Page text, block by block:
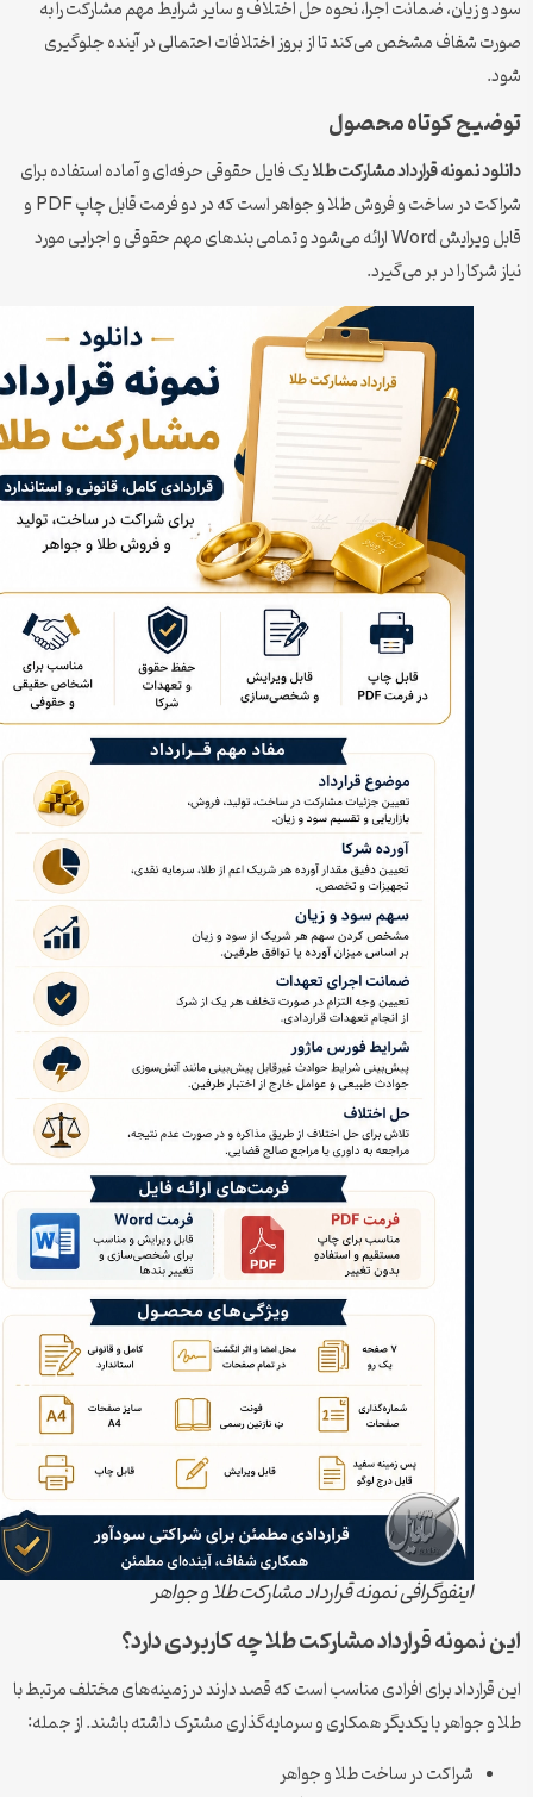
زیان، ضمانت اجرا، نحوه حل اختلاف و سایر شرایط مهم مشارکت را به
شفاف مشخص می‌کند تا از بروز اختلافات احتمالی در آینده جلوگیری
کوتاه محصول
نمونه قرارداد مشارکت طلایک فایل حقوقی حرفه‌ای و آماده استفاده برای
شراکت در ساخت و فروش طلا و جواهر است که در دو فرمت قابل چاپ PDF و
قابل ویرایش Word ارائه می‌شود و تمامی بندهای مهم حقوقی و اجرایی مورد
شرکا را در بر می‌گیرد.
اینفوگرافی نمونه قرارداد مشارکت طلا و جواهر
نمونه قرارداد مشارکت طلا چه کاربردی دارد؟
برای افرادی مناسب است که قصد دارند در زمینه‌های مختلف مرتبط با
جواهر با یکدیگر همکاری و سرمایه‌گذاری مشترک داشته باشند. از جمله:
شراکت در ساخت طلا و جواهر